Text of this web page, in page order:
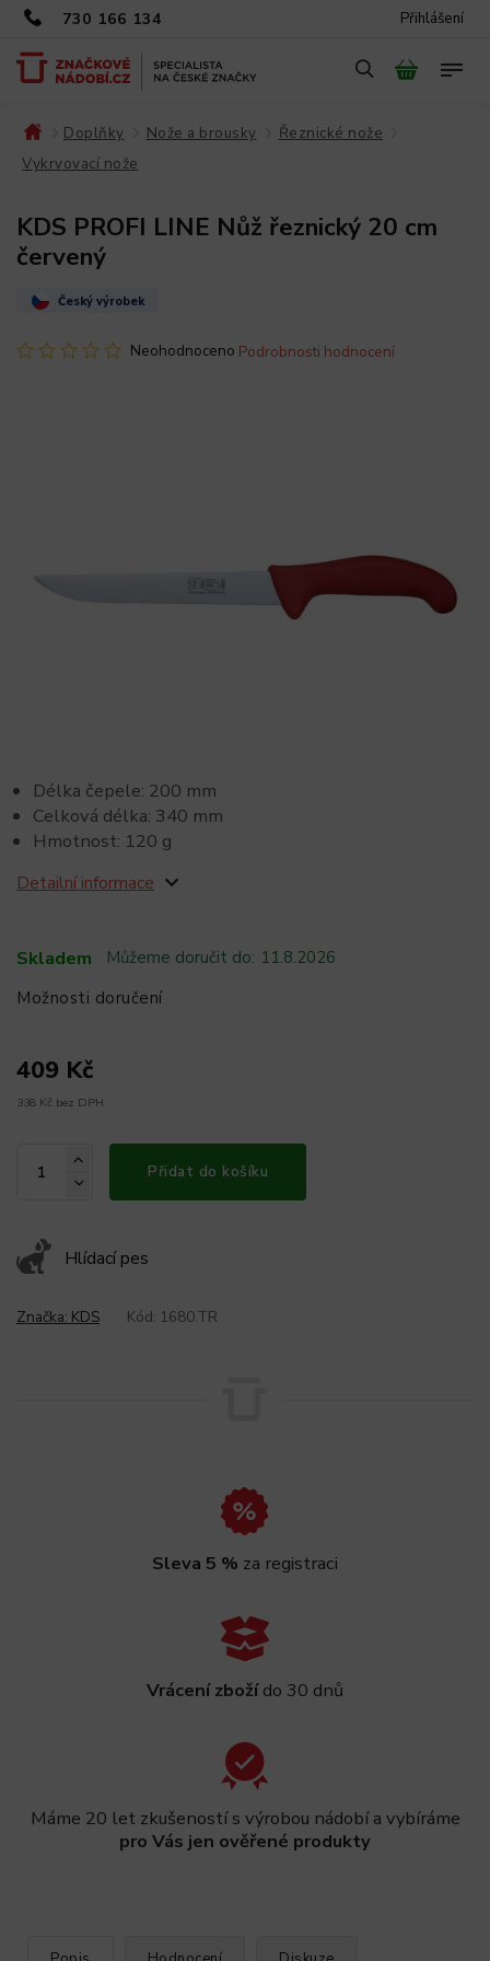
730 166 134 Přihlášení
Doplňky Nože a brousky Řeznické nože
Vykrvovací nože
KDS PROFI LINE Nůž řeznický 20 cm
červený
Český výrobek
Neohodnoceno Podrobnosti hodnocení
Skladem Můžeme doručit do: 11.8.2026
Možnosti doručení
409 Kč
338 Kč bez DPH
Přidat do košíku
Hlídací pes
Délka čepele: 200 mm
Celková délka: 340 mm
Hmotnost: 120 g
Detailní informace
Značka: KDS Kód: 1680.TR
Sleva 5 % za registraci
Vrácení zbožído 30 dnů
Máme 20 let zkušeností s výrobou nádobí a vybíráme
pro Vás jen ověřené produkty